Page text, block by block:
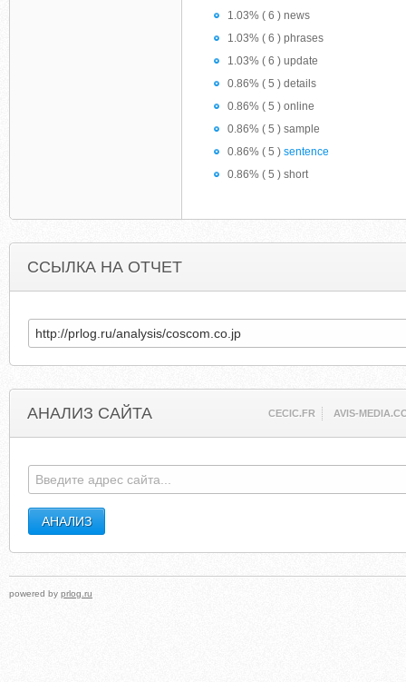
1.03% ( 6 ) news
1.03% ( 6 ) phrases
1.03% ( 6 ) update
0.86% ( 5 ) details
0.86% ( 5 ) online
0.86% ( 5 ) sample
0.86% ( 5 ) sentence
0.86% ( 5 ) short
ССЫЛКА НА ОТЧЕТ
АНАЛИЗ САЙТА CECIC.FR AVIS-
powered by prlog.ru